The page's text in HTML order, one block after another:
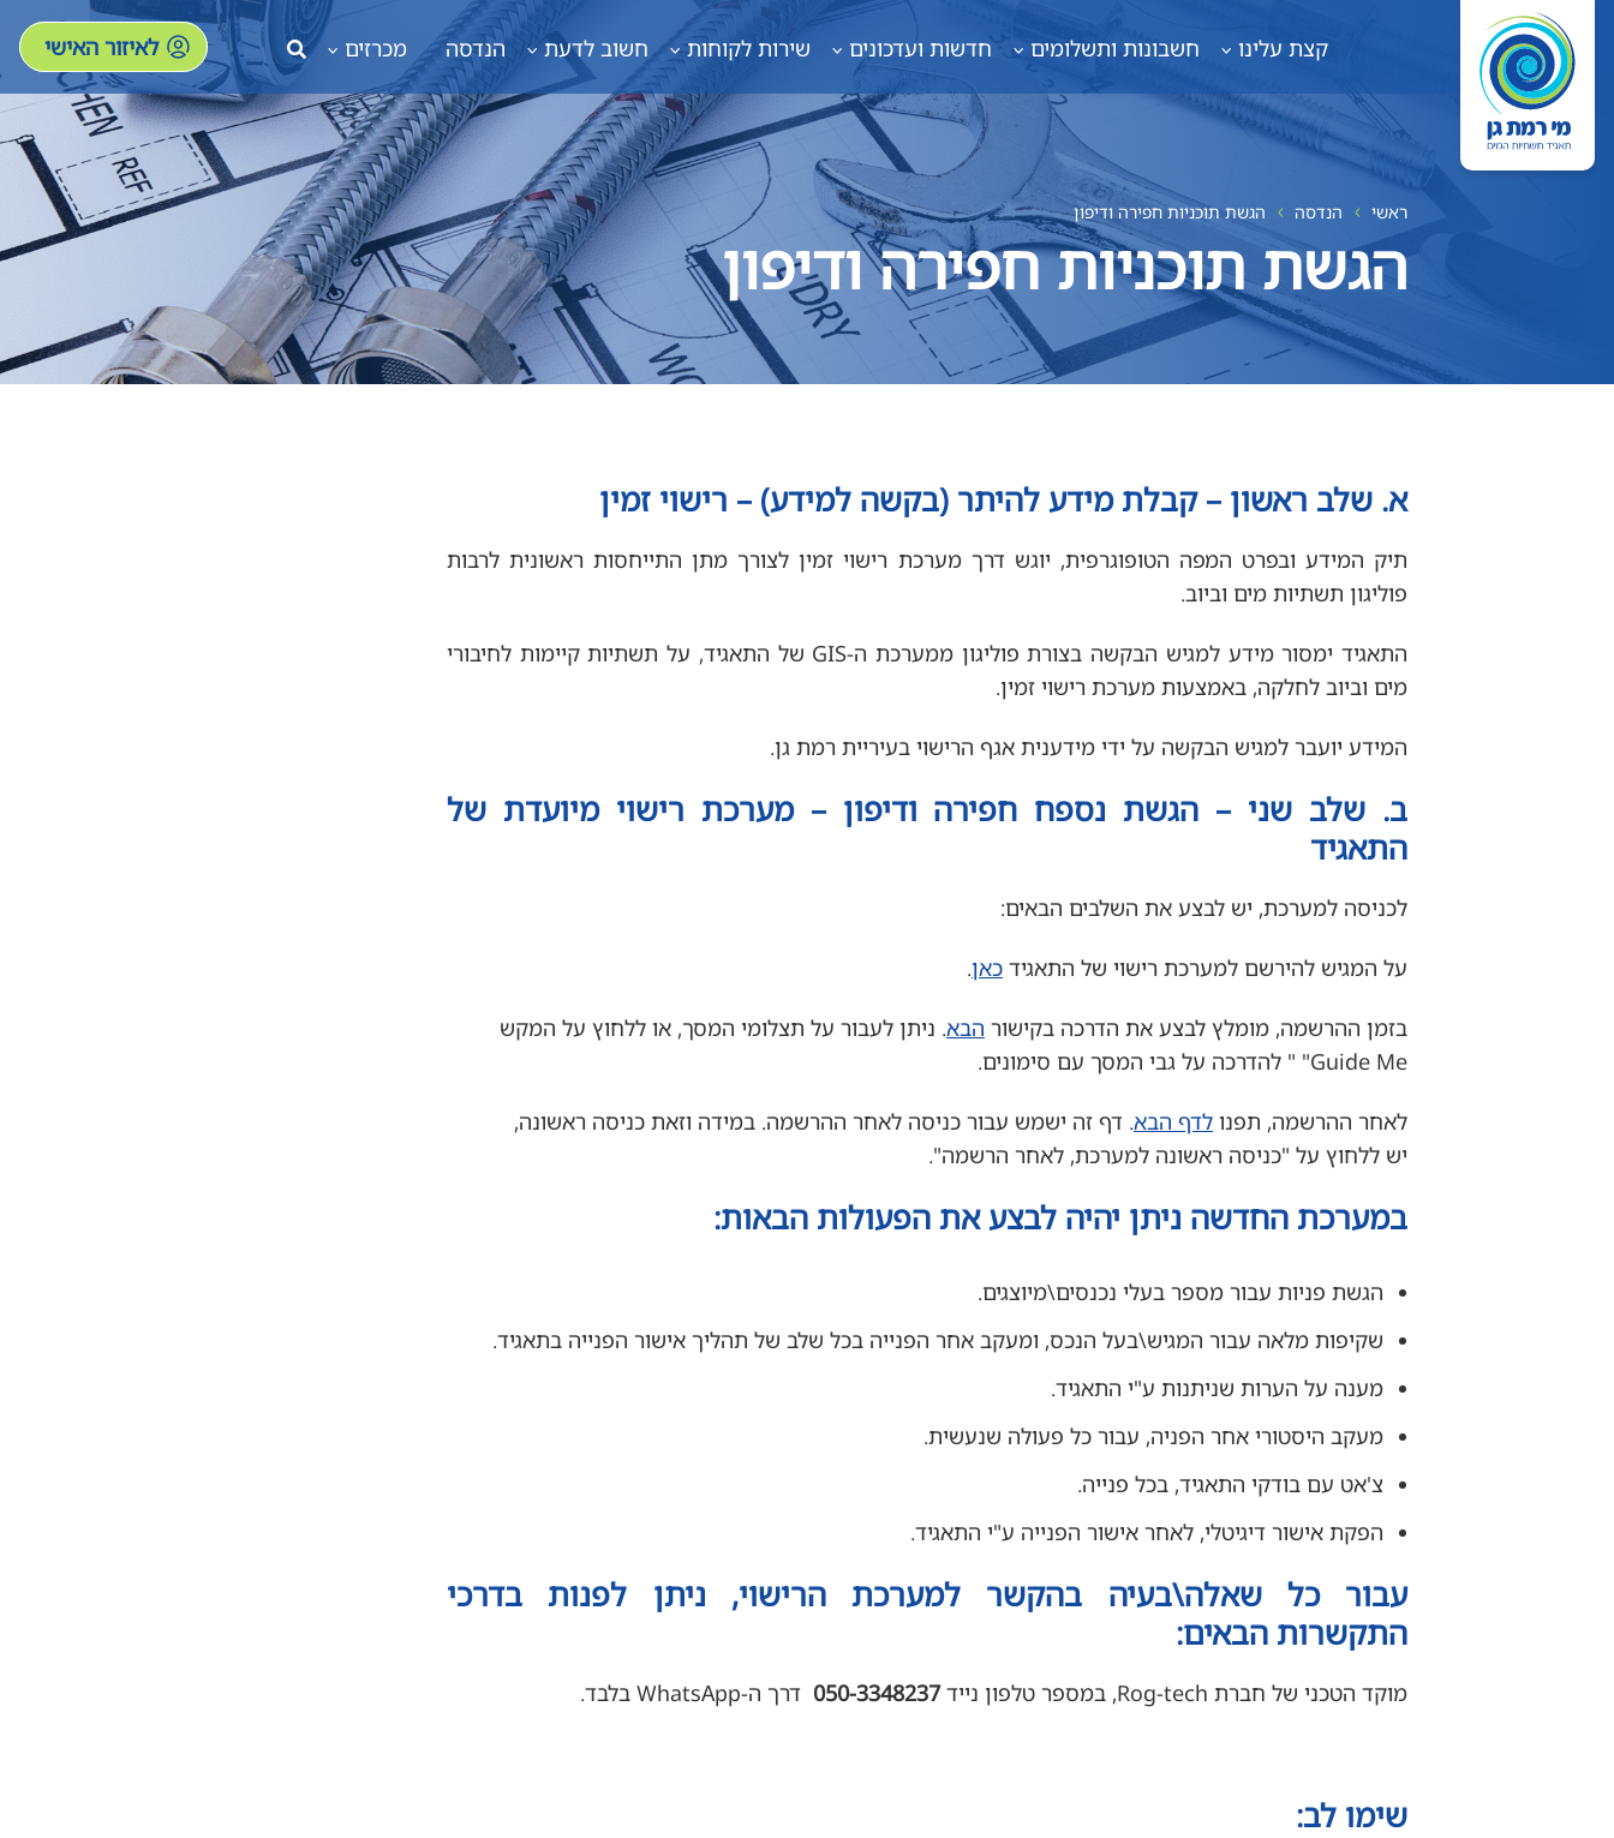
קצת עלינו חשבונות ותשלומים חדשות ועדכונים שירות לקוחות חשוב לדעת הנדסה מכרזים לאיזור האישי
ראשי הנדסה הגשת תוכניות חפירה ודיפון
הגשת תוכניות חפירה ודיפון
א. שלב ראשון – קבלת מידע להיתר (בקשה למידע) – רישוי זמין
תיק המידע ובפרט המפה הטופוגרפית, יוגש דרך מערכת רישוי זמין לצורך מתן התייחסות ראשונית לרבות
פוליגון תשתיות מים וביוב.
התאגיד ימסור מידע למגיש הבקשה בצורת פוליגון ממערכת ה-GIS של התאגיד, על תשתיות קיימות לחיבורי
מים וביוב לחלקה, באמצעות מערכת רישוי זמין.
המידע יועבר למגיש הבקשה על ידי מידענית אגף הרישוי בעיריית רמת גן.
ב. שלב שני – הגשת נספח חפירה ודיפון – מערכת רישוי מיועדת של
התאגיד
לכניסה למערכת, יש לבצע את השלבים הבאים:
על המגיש להירשם למערכת רישוי של התאגיד כאן.
בזמן ההרשמה, מומלץ לבצע את הדרכה בקישור הבא. ניתן לעבור על תצלומי המסך, או ללחוץ על המקש
Guide Me" " להדרכה על גבי המסך עם סימונים.
לאחר ההרשמה, תפנו לדף הבא. דף זה ישמש עבור כניסה לאחר ההרשמה. במידה וזאת כניסה ראשונה,
יש ללחוץ על "כניסה ראשונה למערכת, לאחר הרשמה".
במערכת החדשה ניתן יהיה לבצע את הפעולות הבאות:
הגשת פניות עבור מספר בעלי נכנסים\מיוצגים.
שקיפות מלאה עבור המגיש\בעל הנכס, ומעקב אחר הפנייה בכל שלב של תהליך אישור הפנייה בתאגיד.
מענה על הערות שניתנות ע"י התאגיד.
מעקב היסטורי אחר הפניה, עבור כל פעולה שנעשית.
צ'אט עם בודקי התאגיד, בכל פנייה.
הפקת אישור דיגיטלי, לאחר אישור הפנייה ע"י התאגיד.
עבור כל שאלה\בעיה בהקשר למערכת הרישוי, ניתן לפנות בדרכי
התקשרות הבאים:
מוקד הטכני של חברת Rog-tech, במספר טלפון נייד 050-3348237 דרך ה-WhatsApp בלבד.
שימו לב: